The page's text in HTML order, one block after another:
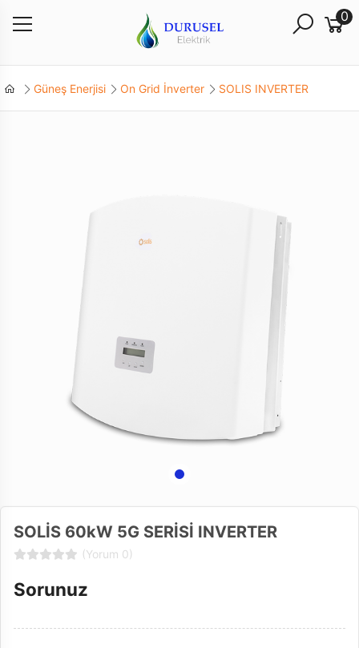
0
Güneş Enerjisi On Grid İnverter SOLIS INVERTER
SOLİS 60kW 5G SERİSİ INVERTER
(Yorum 0)
Sorunuz